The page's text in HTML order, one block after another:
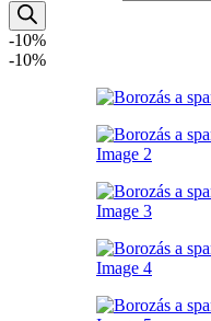
-10%
-10%